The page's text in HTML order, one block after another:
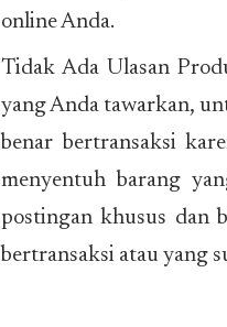
online Anda.
Tidak Ada Ulasan
yang Anda tawarkan,
benar bertransaksi
menyentuh barang
postingan khusus dan
bertransaksi atau yang